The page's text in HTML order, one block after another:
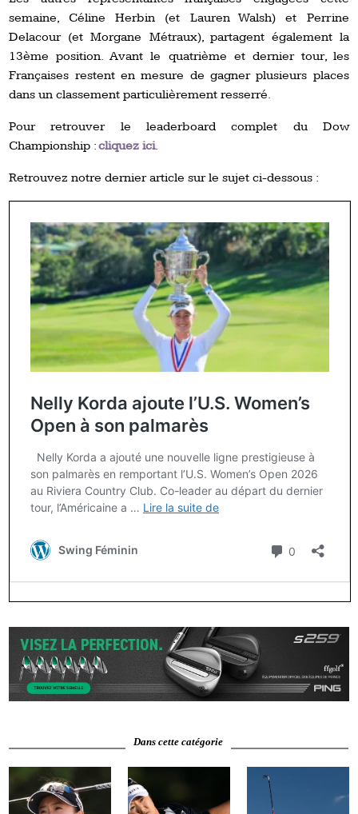
semaine, Céline Herbin (et Lauren Walsh) et Perrine
Delacour (et Morgane Métraux), partagent également la
13ème position. Avant le quatrième et dernier tour, les
Françaises restent en mesure de gagner plusieurs places
dans un classement particulièrement resserré.
Pour retrouver le leaderboard complet du Dow
Championship :cliquez ici.
Retrouvez notre dernier article sur le sujet ci-dessous :
Dans cette catégorie